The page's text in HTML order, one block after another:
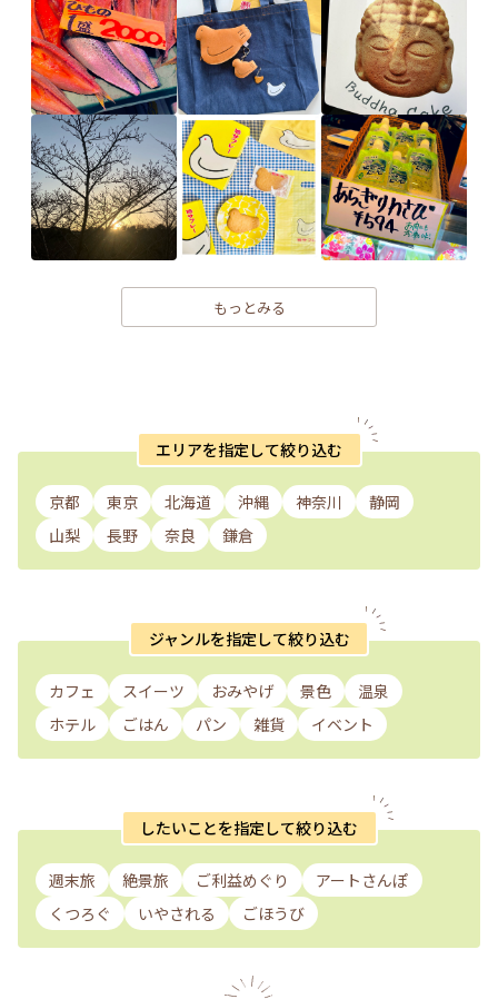
もっとみる
エリアを指定して絞り込む
京都 東京 北海道 沖縄 神奈川
静岡
山梨
長野 奈良 鎌倉
ジャンルを指定して絞り込む
カフェ スイーツ おみやげ 景色
温泉
ホテル
ごはん パン 雑貨 イベント
したいことを指定して絞り込む
週末旅 絶景旅 ご利益めぐり
アートさんぽ
くつろぐ
いやされる ごほうび